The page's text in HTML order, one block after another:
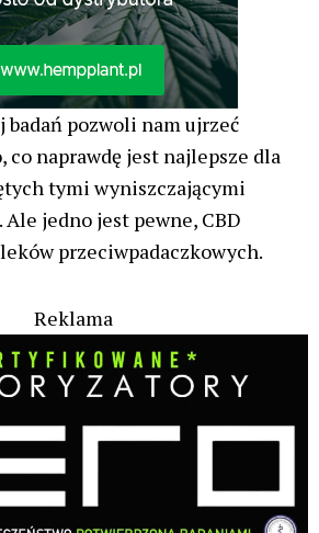
badań pozwoli nam ujrzeć
co naprawdę jest najlepsze dla
tymi wyniszczającymi
jedno jest pewne, CBD
przeciwpadaczkowych.
Reklama